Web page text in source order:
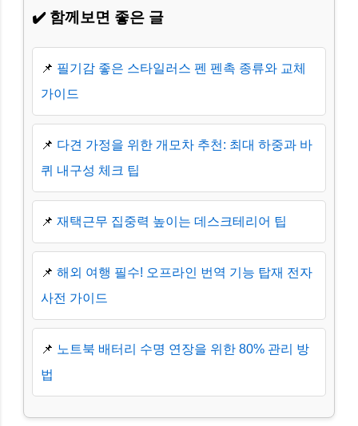
✔️ 함께보면 좋은 글
📌 필기감 좋은 스타일러스 펜 펜촉 종류와 교체
가이드
📌 다견 가정을 위한 개모차 추천: 최대 하중과 바
퀴 내구성 체크 팁
📌 재택근무 집중력 높이는 데스크테리어 팁
📌 해외 여행 필수! 오프라인 번역 기능 탑재 전자
사전 가이드
📌 노트북 배터리 수명 연장을 위한 80% 관리 방
법